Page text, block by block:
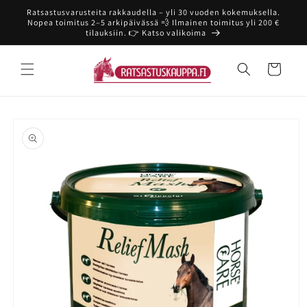
siirry
sisältöön
Ratsastusvarusteita rakkaudella – yli 30 vuoden kokemuksella.
Nopea toimitus 2–5 arkipäivässä 💨 Ilmainen toimitus yli 200 €
tilauksiin. 👉 Katso valikoima
Ostoskori
tuotetietoihin